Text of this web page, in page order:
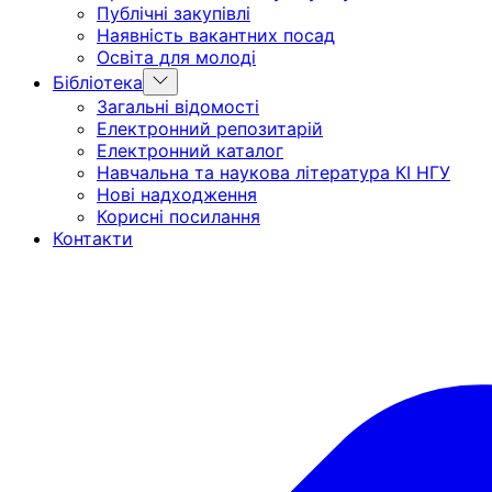
Публічні закупівлі
Наявність вакантних посад
Освіта для молоді
Бібліотека
Show
sub
menu
Загальні відомості
Електронний репозитарій
Електронний каталог
Навчальна та наукова література КІ НГУ
Нові надходження
Корисні посилання
Контакти